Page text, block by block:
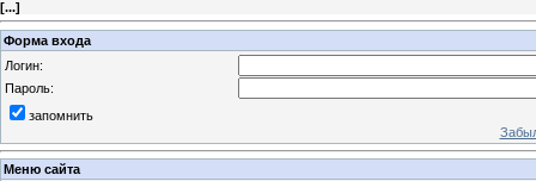
[...]
Форма входа
Логин:
Пароль:
запомнить
Меню сайта